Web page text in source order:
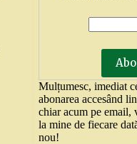
Mulțumesc, imediat
abonarea accesând
chiar acum pe email,
la mine de fiecare
nou!